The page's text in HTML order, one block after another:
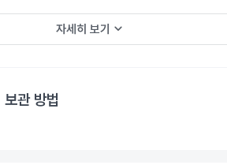
자세히 보기 keyboard_arrow_down
보관 방법